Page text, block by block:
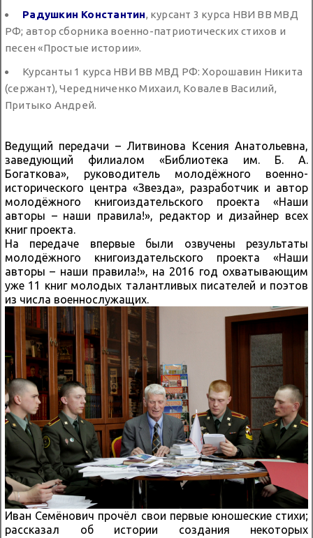
Радушкин Константин, курсант 3 курса НВИ ВВ МВД
РФ; автор сборника военно-патриотических стихов и
песен «Простые истории».
Курсанты 1 курса НВИ ВВ МВД РФ: Хорошавин Никита
(сержант), Чередниченко Михаил, Ковалев Василий,
Притыко Андрей.
Ведущий передачи – Литвинова Ксения Анатольевна,
заведующий филиалом «Библиотека им. Б. А.
Богаткова», руководитель молодёжного военно-
исторического центра «Звезда», разработчик и автор
молодёжного книгоиздательского проекта «Наши
авторы – наши правила!», редактор и дизайнер всех
книг проекта.
На передаче впервые были озвучены результаты
молодёжного книгоиздательского проекта «Наши
авторы – наши правила!», на 2016 год охватывающим
уже 11 книг молодых талантливых писателей и поэтов
из числа военнослужащих.
Иван Семёнович прочёл свои первые юношеские стихи;
рассказал об истории создания некоторых